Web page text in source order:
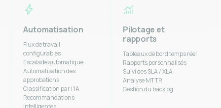
Automatisation
Flux de travail
configurables
Escalade automatique
Automatisation des
approbations
Classification par l'IA
Recommandations
intelligentes
Pilotage et
rapports
Tableaux de bord temps réel
Rapports personnalisés
Suivi des SLA / XLA
Analyse MTTR
Gestion du backlog